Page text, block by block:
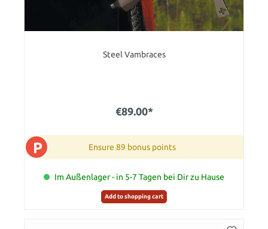
Steel Vambraces
€89.00*
P Ensure 89 bonus points
Im Außenlager - in 5-7 Tagen bei Dir zu Hause
Add to shopping cart